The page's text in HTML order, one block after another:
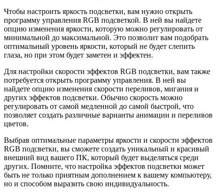
Чтобы настроить яркость подсветки, вам нужно открыть
программу управления RGB подсветкой. В ней вы найдете
опцию изменения яркости, которую можно регулировать от
минимальной до максимальной. Это позволит вам подобрать
оптимальный уровень яркости, который не будет слепить
глаза, но при этом будет заметен и эффектен.
Для настройки скорости эффектов RGB подсветки, вам также
потребуется открыть программу управления. В ней вы
найдете опцию изменения скорости переливов, мигания и
других эффектов подсветки. Обычно скорость можно
регулировать от самой медленной до самой быстрой, что
позволяет создать различные варианты анимации и переливов
цветов.
Выбрав оптимальные параметры яркости и скорости эффектов
RGB подсветки, вы сможете создать уникальный и красивый
внешний вид вашего ПК, который будет выделяться среди
других. Помните, что настройка эффектов подсветки может
быть не только приятным дополнением к вашему компьютеру,
но и способом выразить свою индивидуальность.